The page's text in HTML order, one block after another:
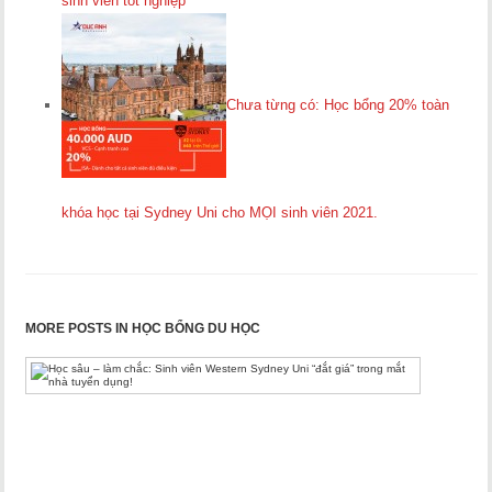
Chưa từng có: Học bổng 20% toàn
khóa học tại Sydney Uni cho MỌI sinh viên 2021.
MORE POSTS IN HỌC BỔNG DU HỌC